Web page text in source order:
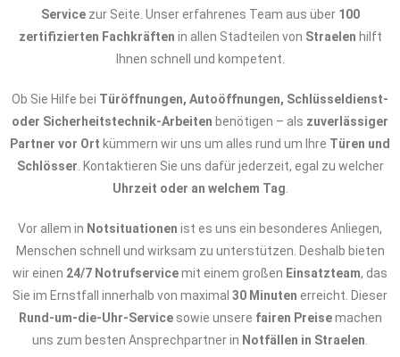
Servicezur Seite. Unser erfahrenes Team aus über 100
zertifizierten Fachkräften in allen Stadteilen von Straelen hilft
Ihnen schnell und kompetent.
Ob Sie Hilfe bei Türöffnungen, Autoöffnungen, Schlüsseldienst-
oder Sicherheitstechnik-Arbeiten benötigen – als zuverlässiger
Partner vor Ort kümmern wir uns um alles rund um Ihre Türen und
Schlösser . Kontaktieren Sie uns dafür jederzeit, egal zu welcher
Uhrzeit oder an welchem Tag
Vor allem in Notsituationen ist es uns ein besonderes Anliegen,
Menschen schnell und wirksam zu unterstützen. Deshalb bieten
wir einen 24/7 Notrufservicemit einem großen Einsatzteam, das
Sie im Ernstfall innerhalb von maximal 30 Minuten erreicht. Dieser
Rund-um-die-Uhr-Servicesowie unsere fairen Preisemachen
uns zum besten Ansprechpartner in Notfällen in Straelen